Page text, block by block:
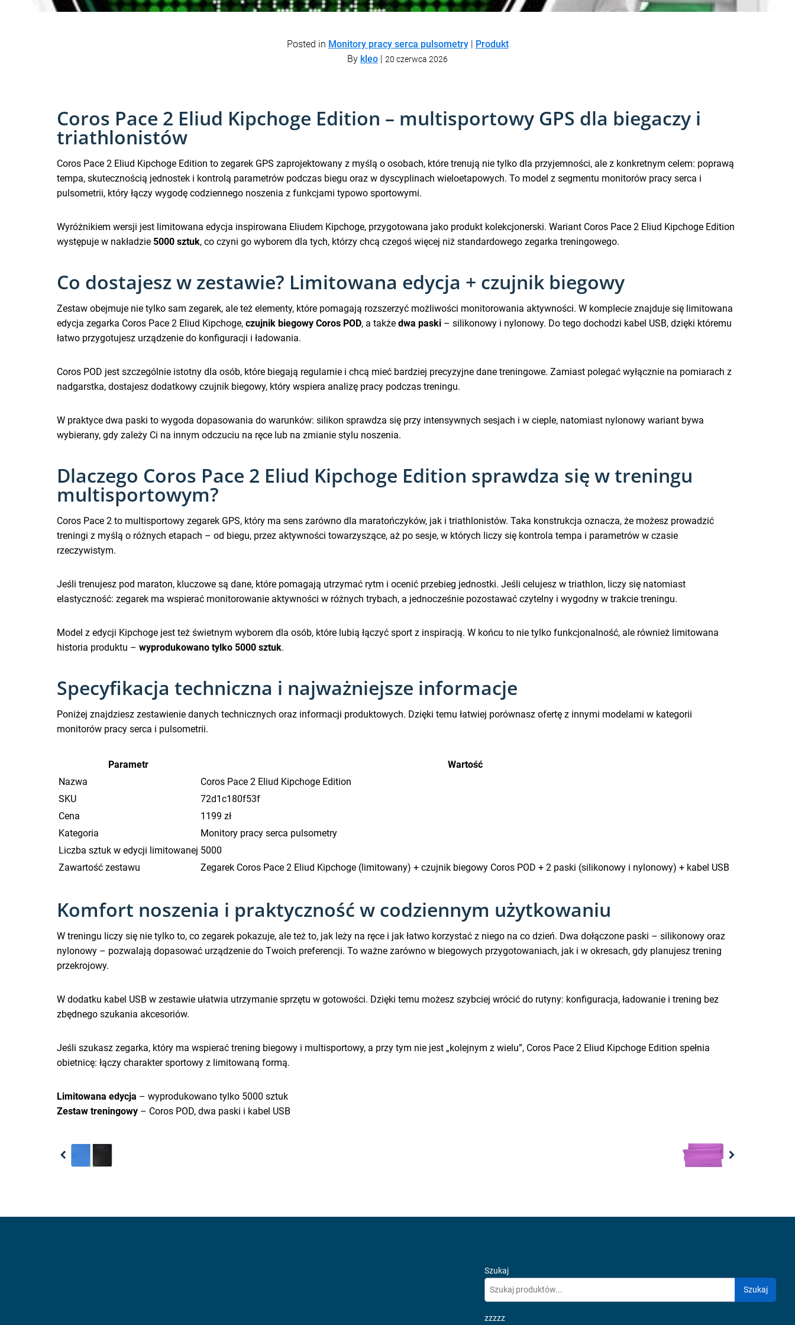
Posted in Monitory pracy serca pulsometry| Produkt
By kleo | 20 czerwca 2026
Coros Pace 2 Eliud Kipchoge Edition – multisportowy GPS dla biegaczy i
triathlonistów
Coros Pace 2 Eliud Kipchoge Edition to zegarek GPS zaprojektowany z myślą o osobach, które trenują nie tylko dla przyjemności, ale z konkretnym celem: poprawą
tempa, skutecznością jednostek i kontrolą parametrów podczas biegu oraz w dyscyplinach wieloetapowych. To model z segmentu monitorów pracy serca i
pulsometrii, który łączy wygodę codziennego noszenia z funkcjami typowo sportowymi.
Wyróżnikiem wersji jest limitowana edycja inspirowana Eliudem Kipchoge, przygotowana jako produkt kolekcjonerski. Wariant Coros Pace 2 Eliud Kipchoge Edition
występuje w nakładzie 5000 sztuk, co czyni go wyborem dla tych, którzy chcą czegoś więcej niż standardowego zegarka treningowego.
Co dostajesz w zestawie? Limitowana edycja + czujnik biegowy
Zestaw obejmuje nie tylko sam zegarek, ale też elementy, które pomagają rozszerzyć możliwości monitorowania aktywności. W komplecie znajduje się limitowana
edycja zegarka Coros Pace 2 Eliud Kipchoge, czujnik biegowy Coros POD, a także dwa paski – silikonowy i nylonowy. Do tego dochodzi kabel USB, dzięki któremu
łatwo przygotujesz urządzenie do konfiguracji i ładowania.
Coros POD jest szczególnie istotny dla osób, które biegają regularnie i chcą mieć bardziej precyzyjne dane treningowe. Zamiast polegać wyłącznie na pomiarach z
nadgarstka, dostajesz dodatkowy czujnik biegowy, który wspiera analizę pracy podczas treningu.
W praktyce dwa paski to wygoda dopasowania do warunków: silikon sprawdza się przy intensywnych sesjach i w cieple, natomiast nylonowy wariant bywa
wybierany, gdy zależy Ci na innym odczuciu na ręce lub na zmianie stylu noszenia.
Dlaczego Coros Pace 2 Eliud Kipchoge Edition sprawdza się w treningu
multisportowym?
Coros Pace 2 to multisportowy zegarek GPS, który ma sens zarówno dla maratończyków, jak i triathlonistów. Taka konstrukcja oznacza, że możesz prowadzić
treningi z myślą o różnych etapach – od biegu, przez aktywności towarzyszące, aż po sesje, w których liczy się kontrola tempa i parametrów w czasie
rzeczywistym.
Jeśli trenujesz pod maraton, kluczowe są dane, które pomagają utrzymać rytm i ocenić przebieg jednostki. Jeśli celujesz w triathlon, liczy się natomiast
elastyczność: zegarek ma wspierać monitorowanie aktywności w różnych trybach, a jednocześnie pozostawać czytelny i wygodny w trakcie treningu.
Model z edycji Kipchoge jest też świetnym wyborem dla osób, które lubią łączyć sport z inspiracją. W końcu to nie tylko funkcjonalność, ale również limitowana
historia produktu – wyprodukowano tylko 5000 sztuk.
Specyfikacja techniczna i najważniejsze informacje
Poniżej znajdziesz zestawienie danych technicznych oraz informacji produktowych. Dzięki temu łatwiej porównasz ofertę z innymi modelami w kategorii
monitorów pracy serca i pulsometrii.
Parametr
Wartość
Nazwa
Coros Pace 2 Eliud Kipchoge Edition
SKU
72d1c180f53f
Cena
1199 zł
Kategoria
Monitory pracy serca pulsometry
Liczba sztuk w edycji limitowanej 5000
Zawartość zestawu
Zegarek Coros Pace 2 Eliud Kipchoge (limitowany) + czujnik biegowy Coros POD + 2 paski (silikonowy i nylonowy) + kabel USB
Komfort noszenia i praktyczność w codziennym użytkowaniu
W treningu liczy się nie tylko to, co zegarek pokazuje, ale też to, jak leży na ręce i jak łatwo korzystać z niego na co dzień. Dwa dołączone paski – silikonowy oraz
nylonowy – pozwalają dopasować urządzenie do Twoich preferencji. To ważne zarówno w biegowych przygotowaniach, jak i w okresach, gdy planujesz trening
przekrojowy.
W dodatku kabel USB w zestawie ułatwia utrzymanie sprzętu w gotowości. Dzięki temu możesz szybciej wrócić do rutyny: konfiguracja, ładowanie i trening bez
zbędnego szukania akcesoriów.
Jeśli szukasz zegarka, który ma wspierać trening biegowy i multisportowy, a przy tym nie jest „kolejnym z wielu”, Coros Pace 2 Eliud Kipchoge Edition spełnia
obietnicę: łączy charakter sportowy z limitowaną formą.
Limitowana edycja – wyprodukowano tylko 5000 sztuk
Zestaw treningowy – Coros POD, dwa paski i kabel USB
Szukaj
Szukaj
zzzzz